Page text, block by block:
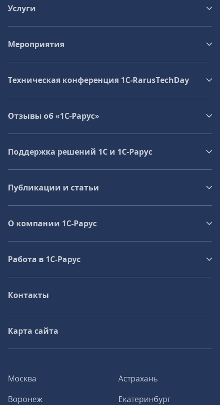
Москва
Астрахань
Воронеж
Екатеринбург
Услуги
Мероприятия
Техническая конференция 1C‑RarusTechDay
Отзывы об «1С-Рарус»
Поддержка решений 1С и 1С‑Рарус
Публикации и статьи
О компании 1C-Рарус
Работа в 1С‑Рарус
Контакты
Карта сайта